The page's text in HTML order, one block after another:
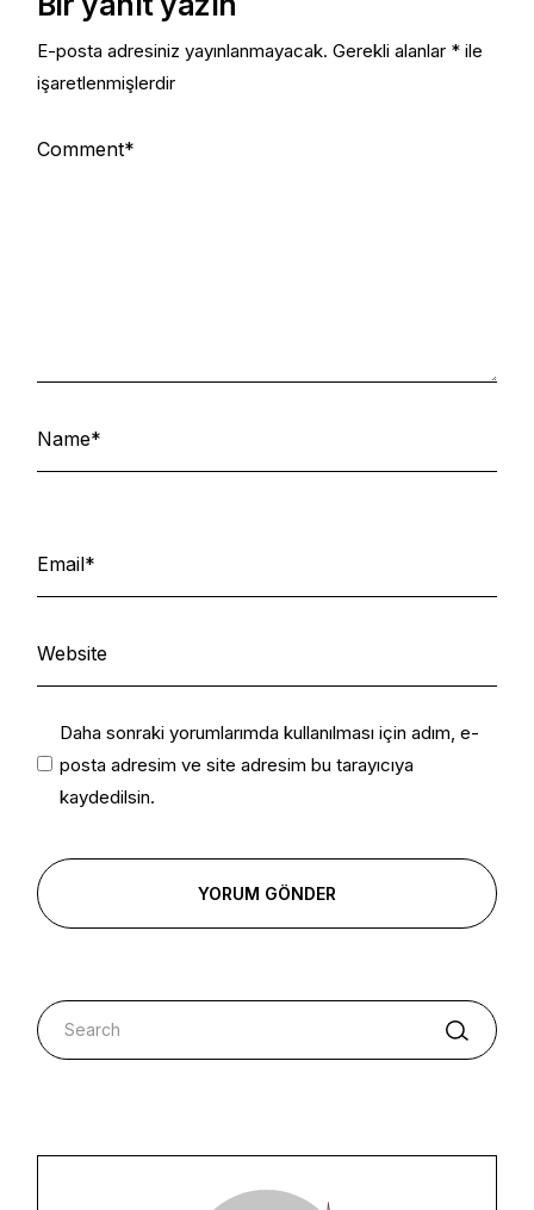
E-posta adresiniz yayınlanmayacak. Gerekli alanlar * ile
işaretlenmişlerdir
Daha sonraki yorumlarımda kullanılması için adım, e-
posta adresim ve site adresim bu tarayıcıya
kaydedilsin.
YORUM GÖNDER